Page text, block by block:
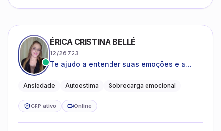
ÉRICA CRISTINA BELLÉ
12/26723
Te ajudo a entender suas emoções e a
que você está vivendo
Ansiedade Autoestima Sobrecarga emocional
CRP ativo Online